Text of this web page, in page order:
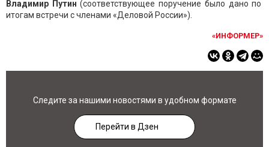
Владимир Путин (соответствующее поручение было дано по
итогам встречи с членами «Деловой России»).
«ИНФОРМЕР»
Следите за нашими новостями в удобном формате
Перейти в Дзен